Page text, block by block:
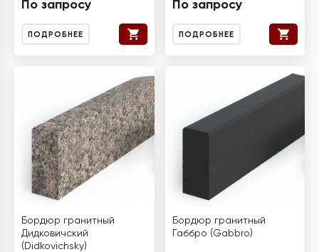
По запросу
ПОДРОБНЕЕ
По запросу
ПОДРОБНЕЕ
Бордюр гранитный
Дидковичский
(Didkovichsky)
Бордюр гранитный
Габбро (Gabbro)